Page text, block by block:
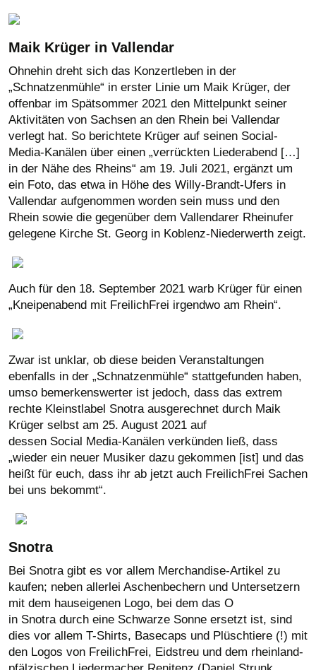
Maik Krüger in Vallendar
Ohnehin dreht sich das Konzertleben in der
„Schnatzenmühle“ in erster Linie um Maik Krüger, der
offenbar im Spätsommer 2021 den Mittelpunkt seiner
Aktivitäten von Sachsen an den Rhein bei Vallendar
verlegt hat. So berichtete Krüger auf seinen Social-
Media-Kanälen über einen „verrückten Liederabend […]
in der Nähe des Rheins“ am 19. Juli 2021, ergänzt um
ein Foto, das etwa in Höhe des Willy-Brandt-Ufers in
Vallendar aufgenommen worden sein muss und den
Rhein sowie die gegenüber dem Vallendarer Rheinufer
gelegene Kirche St. Georg in Koblenz-Niederwerth zeigt.
Auch für den 18. September 2021 warb Krüger für einen
„Kneipenabend mit FreilichFrei irgendwo am Rhein“.
Zwar ist unklar, ob diese beiden Veranstaltungen
ebenfalls in der „Schnatzenmühle“ stattgefunden haben,
umso bemerkenswerter ist jedoch, dass das extrem
rechte Kleinstlabel Snotra ausgerechnet durch Maik
Krüger selbst am 25. August 2021 auf
dessen Social Media-Kanälen verkünden ließ, dass
„wieder ein neuer Musiker dazu gekommen [ist] und das
heißt für euch, dass ihr ab jetzt auch FreilichFrei Sachen
bei uns bekommt“.
Snotra
Bei Snotra gibt es vor allem Merchandise-Artikel zu
kaufen; neben allerlei Aschenbechern und Untersetzern
mit dem hauseigenen Logo, bei dem das O
in Snotra durch eine Schwarze Sonne ersetzt ist, sind
dies vor allem T-Shirts, Basecaps und Plüschtiere (!) mit
den Logos von FreilichFrei, Eidstreu und dem rheinland-